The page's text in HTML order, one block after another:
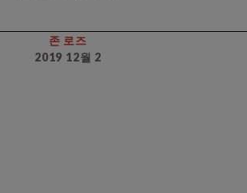
존 로즈
2019 12월 2